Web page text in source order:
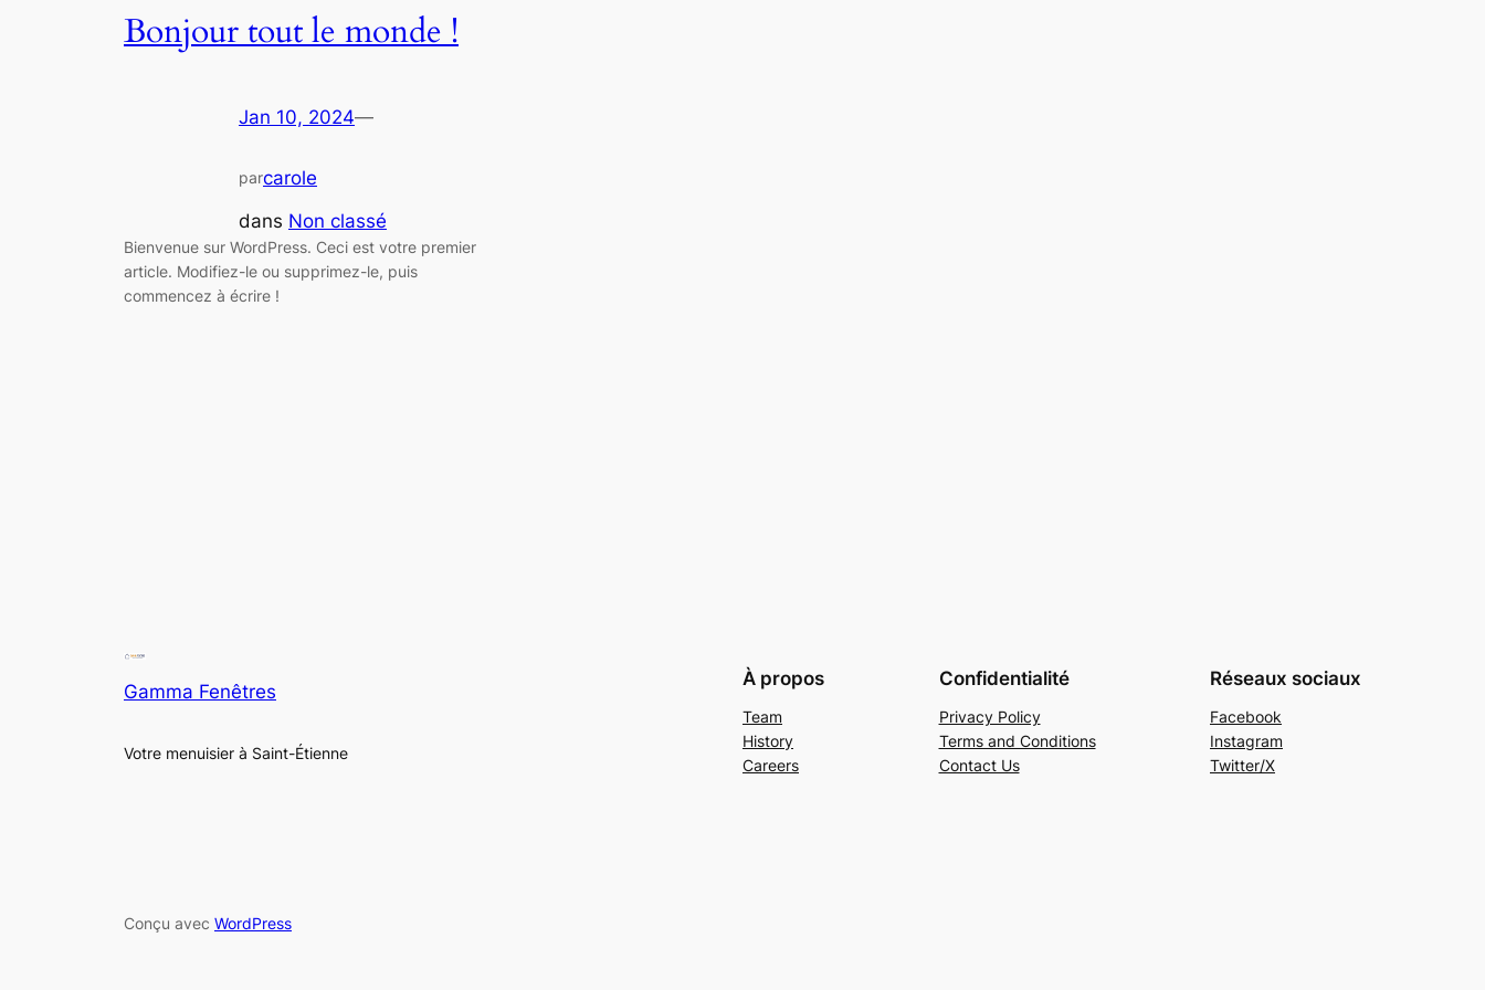
Bonjour tout le monde !
Jan 10, 2024—
parcarole
dans Non classé
Bienvenue sur WordPress. Ceci est votre premier
article. Modifiez-le ou supprimez-le, puis
commencez à écrire !
Gamma Fenêtres
Votre menuisier à Saint-Étienne
À propos
Team
History
Careers
Confidentialité
Privacy Policy
Terms and Conditions
Contact Us
Réseaux sociaux
Facebook
Instagram
Twitter/X
Conçu avec WordPress